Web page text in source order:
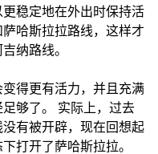
稳定地在外出时保持活
哈斯拉拉路线，这样才
纳路线。
得更有活力，并且充满
够了。 实际上，过去
有被开辟，现在回想起
打开了萨哈斯拉拉。